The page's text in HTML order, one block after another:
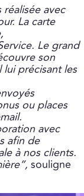
avec
La carte
Le grand
son
précisant les
ou places
avec
afin de
à nos clients.
souligne